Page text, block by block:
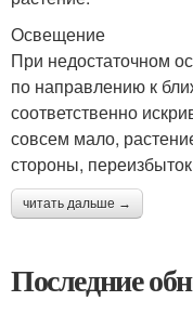
Освещение
При недостаточном
по направлению к
соответственно
совсем мало,
стороны,
читать дальше →
Последние